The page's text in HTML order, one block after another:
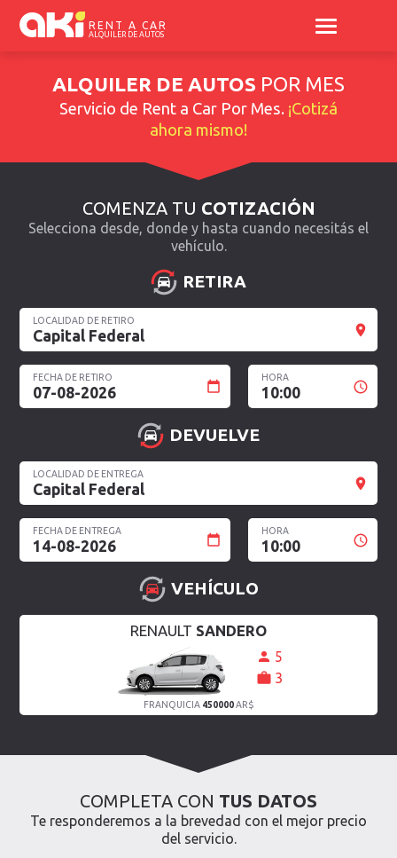
ALQUILER DE AUTOS
RENT A CAR
ALQUILER DE AUTOS POR MES
Servicio de Rent a Car Por Mes. ¡Cotizá
ahora mismo!
COMENZA TU COTIZACIÓN
Selecciona desde, donde y hasta cuando necesitás el
vehículo.
RETIRA
LOCALIDAD DE RETIRO
Capital Federal
FECHA DE RETIRO
07-08-2026
HORA
10:00
DEVUELVE
LOCALIDAD DE ENTREGA
Capital Federal
FECHA DE ENTREGA
14-08-2026
HORA
10:00
VEHÍCULO
RENAULT SANDERO
5
3
FRANQUICIA 450000AR$
COMPLETA CON TUS DATOS
Te responderemos a la brevedad con el mejor precio
del servicio.